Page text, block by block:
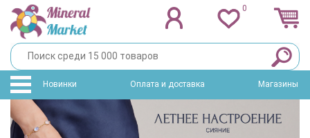
0
Новинки Оплата и доставка Магазины